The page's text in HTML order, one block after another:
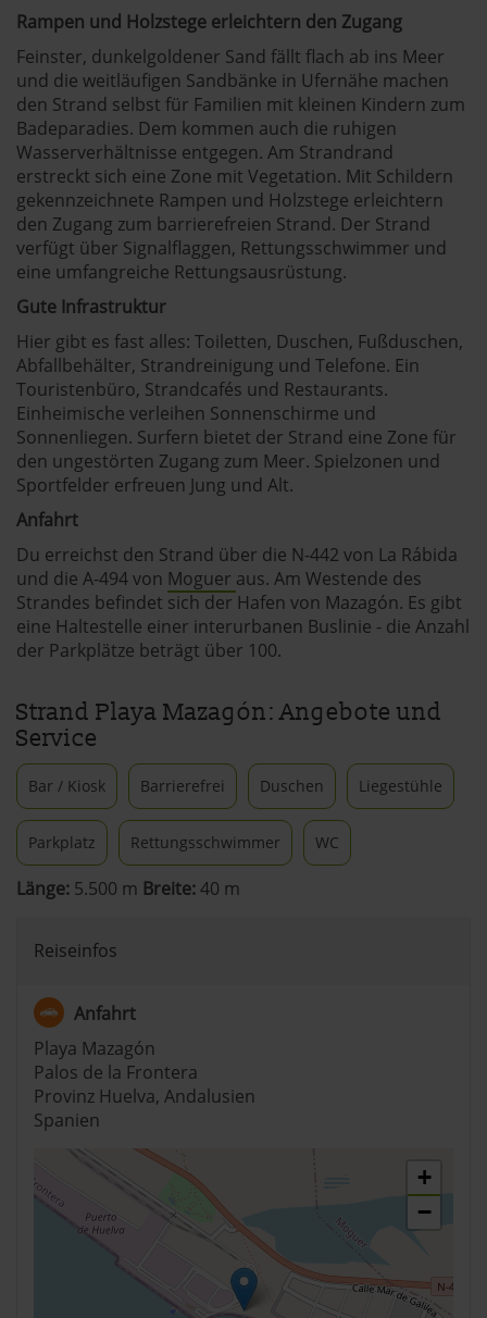
Rampen und Holzstege erleichtern den Zugang
Feinster, dunkelgoldener Sand fällt flach ab ins Meer
und die weitläufigen Sandbänke in Ufernähe machen
den Strand selbst für Familien mit kleinen Kindern zum
Badeparadies. Dem kommen auch die ruhigen
Wasserverhältnisse entgegen. Am Strandrand
erstreckt sich eine Zone mit Vegetation. Mit Schildern
gekennzeichnete Rampen und Holzstege erleichtern
den Zugang zum barrierefreien Strand. Der Strand
verfügt über Signalflaggen, Rettungsschwimmer und
eine umfangreiche Rettungsausrüstung.
Gute Infrastruktur
Hier gibt es fast alles: Toiletten, Duschen, Fußduschen,
Abfallbehälter, Strandreinigung und Telefone. Ein
Touristenbüro, Strandcafés und Restaurants.
Einheimische verleihen Sonnenschirme und
Sonnenliegen. Surfern bietet der Strand eine Zone für
den ungestörten Zugang zum Meer. Spielzonen und
Sportfelder erfreuen Jung und Alt.
Anfahrt
Du erreichst den Strand über die N-442 von La Rábida
und die A-494 von Moguer aus. Am Westende des
Strandes befindet sich der Hafen von Mazagón. Es gibt
eine Haltestelle einer interurbanen Buslinie - die Anzahl
der Parkplätze beträgt über 100.
Strand Playa Mazagón: Angebote und
Service
Bar / Kiosk Barrierefrei Duschen Liegestühle
Parkplatz Rettungsschwimmer WC
Länge: 5.500 m Breite:40 m
Reiseinfos
Anfahrt
Playa Mazagón
Palos de la Frontera
Provinz Huelva, Andalusien
Spanien
+
−